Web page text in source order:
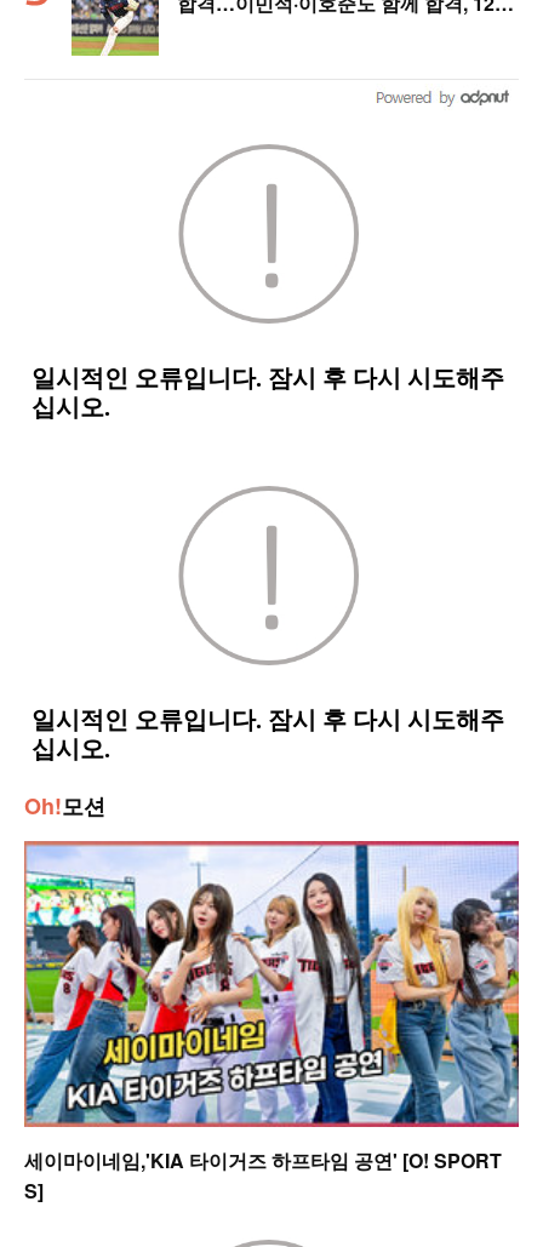
Oh!모션
세이마이네임,'KIA 타이거즈 하프타임 공연' [O! SPORT
S]